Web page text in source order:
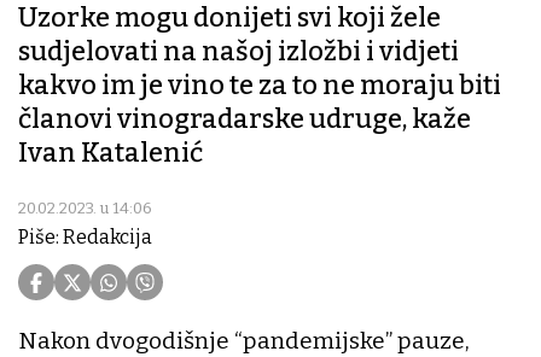
Uzorke mogu donijeti svi koji žele
sudjelovati na našoj izložbi i vidjeti
kakvo im je vino te za to ne moraju biti
članovi vinogradarske udruge, kaže
Ivan Katalenić
20.02.2023. u 14:06
Piše: Redakcija
Nakon dvogodišnje “pandemijske” pauze,